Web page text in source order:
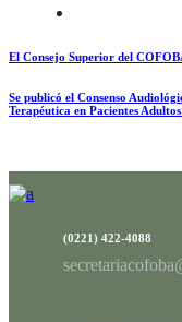
El Consejo Superior del
Se publicó el Consenso
Terapéutica en Pacientes
(0221) 422-4088